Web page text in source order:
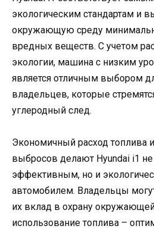
экологическим стандартам и
окружающую среду
вредных веществ. С учетом
экологии, машина с низким
является отличным выбором
владельцев, которые
углеродный след.
Экономичный расход топлива
выбросов делают Hyundai i1 не
эффективным, но и
автомобилем. Владельцы
их вклад в охрану
использование топлива –